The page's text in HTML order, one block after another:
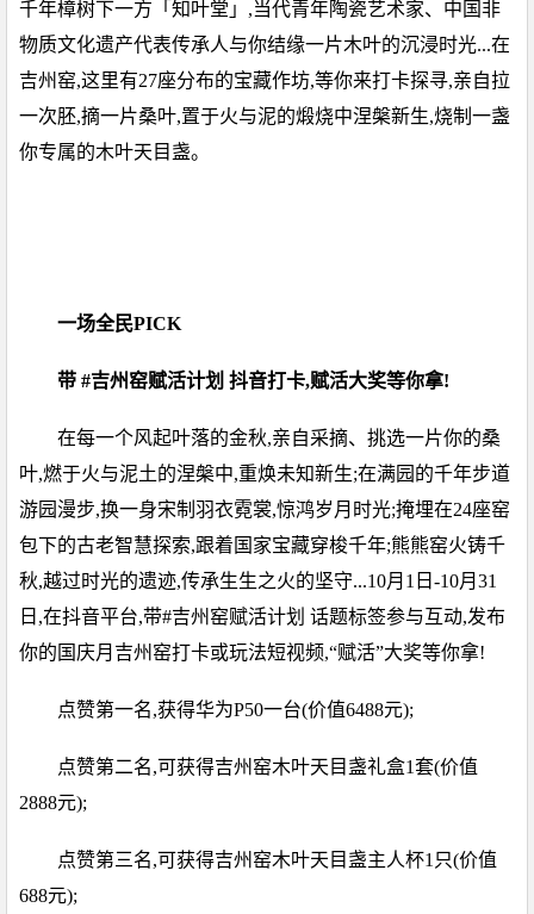
千年樟树下一方「知叶堂」,当代青年陶瓷艺术家、中国非
物质文化遗产代表传承人与你结缘一片木叶的沉浸时光...在
吉州窑,这里有27座分布的宝藏作坊,等你来打卡探寻,亲自拉
一次胚,摘一片桑叶,置于火与泥的煅烧中涅槃新生,烧制一盏
你专属的木叶天目盏。
一场全民PICK
带 #吉州窑赋活计划 抖音打卡,赋活大奖等你拿!
在每一个风起叶落的金秋,亲自采摘、挑选一片你的桑
叶,燃于火与泥土的涅槃中,重焕未知新生;在满园的千年步道
游园漫步,换一身宋制羽衣霓裳,惊鸿岁月时光;掩埋在24座窑
包下的古老智慧探索,跟着国家宝藏穿梭千年;熊熊窑火铸千
秋,越过时光的遗迹,传承生生之火的坚守...10月1日-10月31
日,在抖音平台,带#吉州窑赋活计划 话题标签参与互动,发布
你的国庆月吉州窑打卡或玩法短视频,“赋活”大奖等你拿!
点赞第一名,获得华为P50一台(价值6488元);
点赞第二名,可获得吉州窑木叶天目盏礼盒1套(价值
2888元);
点赞第三名,可获得吉州窑木叶天目盏主人杯1只(价值
688元);